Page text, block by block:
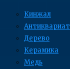
Кинжал
Антиквариат
Дерево
Керамика
Медь